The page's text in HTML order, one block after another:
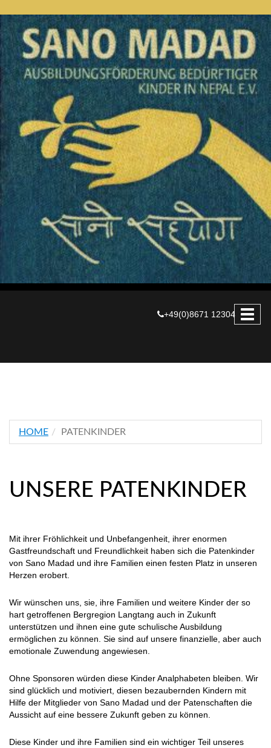
+49(0)8671 12304
HOME PATENKINDER
UNSERE PATENKINDER
Mit ihrer Fröhlichkeit und Unbefangenheit, ihrer enormen
Gastfreundschaft und Freundlichkeit haben sich die Patenkinder
von Sano Madad und ihre Familien einen festen Platz in unseren
Herzen erobert.
Wir wünschen uns, sie, ihre Familien und weitere Kinder der so
hart getroffenen Bergregion Langtang auch in Zukunft
unterstützen und ihnen eine gute schulische Ausbildung
ermöglichen zu können. Sie sind auf unsere finanzielle, aber auch
emotionale Zuwendung angewiesen.
Ohne Sponsoren würden diese Kinder Analphabeten bleiben. Wir
sind glücklich und motiviert, diesen bezaubernden Kindern mit
Hilfe der Mitglieder von Sano Madad und der Patenschaften die
Aussicht auf eine bessere Zukunft geben zu können.
Diese Kinder und ihre Familien sind ein wichtiger Teil unseres